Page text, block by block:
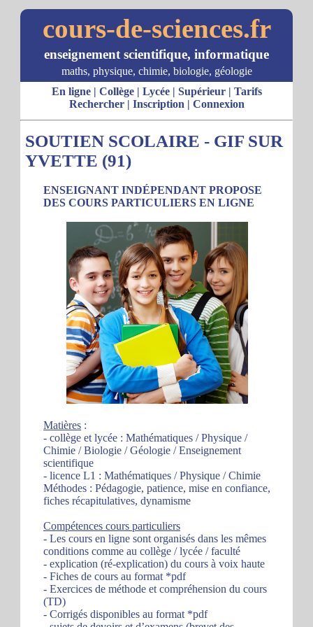
cours-de-sciences.fr
enseignement scientifique, informatique
maths, physique, chimie, biologie, géologie
En ligne| Collège| Lycée| Supérieur| Tarifs
Rechercher| Inscription | Connexion
SOUTIEN SCOLAIRE - GIF SUR
YVETTE (91)
ENSEIGNANT INDÉPENDANT PROPOSE
DES COURS PARTICULIERS EN LIGNE
Matières :
- collège et lycée : Mathématiques / Physique /
Chimie / Biologie / Géologie / Enseignement
scientifique
- licence L1 : Mathématiques / Physique / Chimie
Méthodes : Pédagogie, patience, mise en confiance,
fiches récapitulatives, dynamisme
Compétences cours particuliers
- Les cours en ligne sont organisés dans les mêmes
conditions comme au collège / lycée / faculté
- explication (ré-explication) du cours à voix haute
- Fiches de cours au format *pdf
- Exercices de méthode et compréhension du cours
(TD)
- Corrigés disponibles au format *pdf